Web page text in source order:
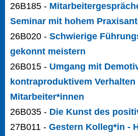
26B185 -
Seminar mit hohem
26B020 - Schwierige
gekonnt meistern
26B015 - Umgang mit
kontraproduktivem Verhalten
Mitarbeiter*innen
26B035 - Die Kunst des
27B011 - Gestern Kolleg*in -